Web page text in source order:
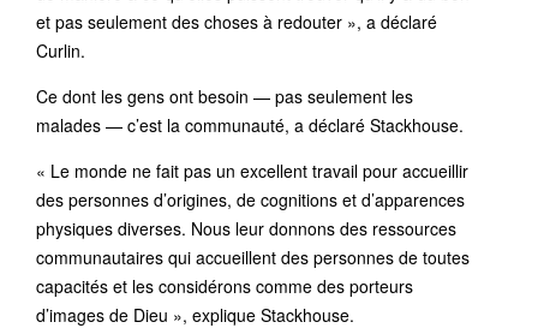
et pas seulement des choses à redouter », a déclaré
Curlin.
Ce dont les gens ont besoin — pas seulement les
malades — c’est la communauté, a déclaré Stackhouse.
« Le monde ne fait pas un excellent travail pour accueillir
des personnes d’origines, de cognitions et d’apparences
physiques diverses. Nous leur donnons des ressources
communautaires qui accueillent des personnes de toutes
capacités et les considérons comme des porteurs
d’images de Dieu », explique Stackhouse.